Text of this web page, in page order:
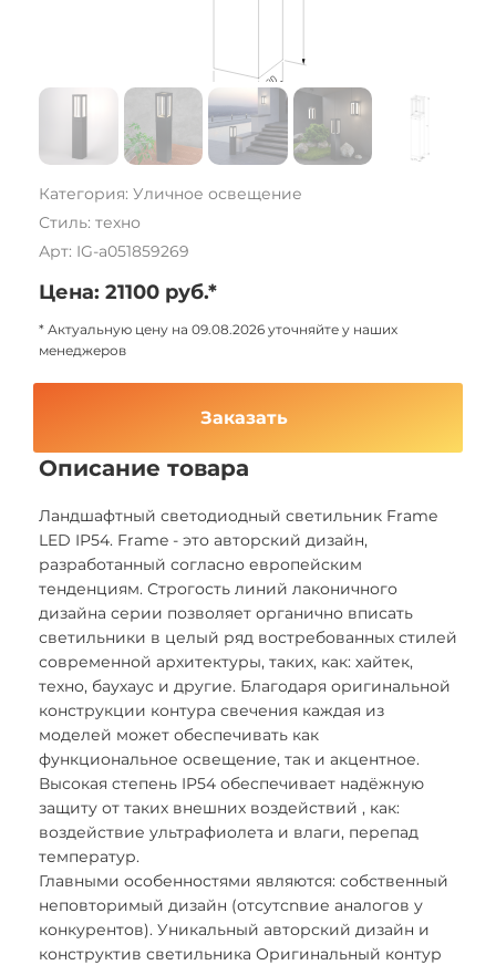
Категория: Уличное освещение
Стиль: техно
Арт: IG-a051859269
Цена: 21100 руб.*
* Актуальную цену на 09.08.2026 уточняйте у наших
менеджеров
Заказать
Описание товара
Ландшафтный светодиодный светильник Frame
LED IP54. Frame - это авторский дизайн,
разработанный согласно европейским
тенденциям. Строгость линий лаконичного
дизайна серии позволяет органично вписать
светильники в целый ряд востребованных стилей
современной архитектуры, таких, как: хайтек,
техно, баухаус и другие. Благодаря оригинальной
конструкции контура свечения каждая из
моделей может обеспечивать как
функциональное освещение, так и акцентное.
Высокая cтепень IP54 обеспечивает надёжную
защиту от таких внешних воздействий , как:
воздействие ультрафиолета и влаги, перепад
температур.
Главными особенностями являются: собственный
неповторимый дизайн (отсутсnвие аналогов у
конкурентов). Уникальный авторский дизайн и
конструктив светильника Оригинальный контур